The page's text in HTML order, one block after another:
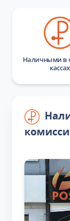
Наличными в
кассах